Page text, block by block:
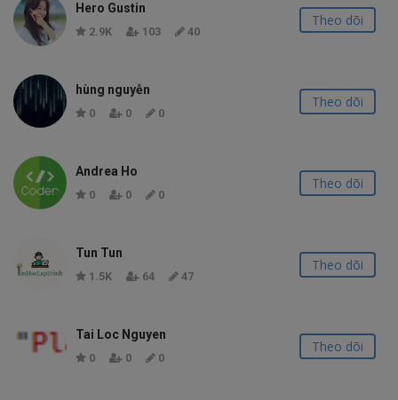
Hero Gustin
2.9K 103 40
Theo dõi
hùng nguyễn
0 0 0
Theo dõi
Andrea Ho
0 0 0
Theo dõi
Tun Tun
1.5K 64 47
Theo dõi
Tai Loc Nguyen
0 0 0
Theo dõi